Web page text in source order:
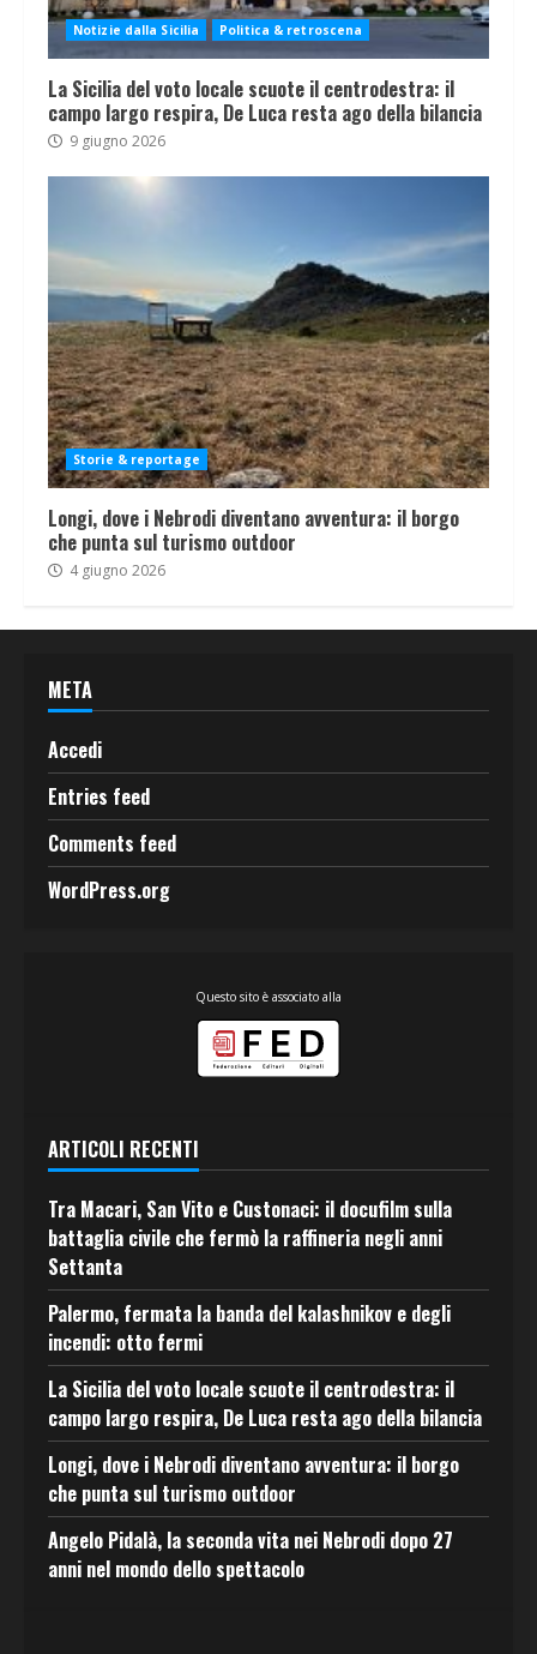
Notizie dalla Sicilia Politica & retroscena
La Sicilia del voto locale scuote il centrodestra: il
campo largo respira, De Luca resta ago della bilancia
9 giugno 2026
Storie & reportage
Longi, dove i Nebrodi diventano avventura: il borgo
che punta sul turismo outdoor
4 giugno 2026
META
Accedi
Entries feed
Comments feed
WordPress.org
Questo sito è associato alla
ARTICOLI RECENTI
Tra Macari, San Vito e Custonaci: il docufilm sulla
battaglia civile che fermò la raffineria negli anni
Settanta
Palermo, fermata la banda del kalashnikov e degli
incendi: otto fermi
La Sicilia del voto locale scuote il centrodestra: il
campo largo respira, De Luca resta ago della bilancia
Longi, dove i Nebrodi diventano avventura: il borgo
che punta sul turismo outdoor
Angelo Pidalà, la seconda vita nei Nebrodi dopo 27
anni nel mondo dello spettacolo